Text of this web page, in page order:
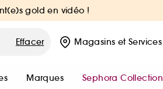
gold en vidéo !
Effacer Magasins et Services
Marques Sephora Collection